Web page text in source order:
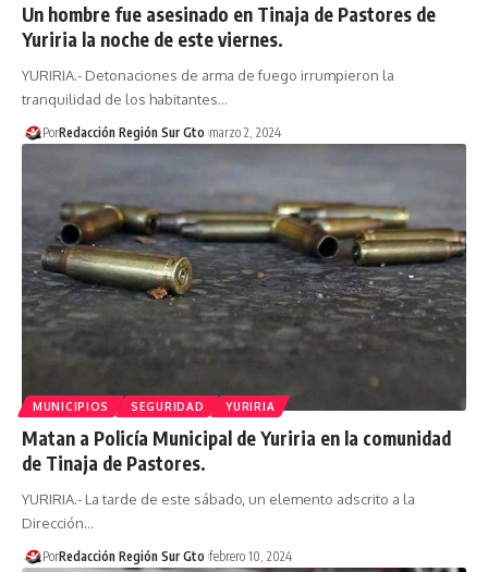
Un hombre fue asesinado en Tinaja de Pastores de
Yuriria la noche de este viernes.
YURIRIA.- Detonaciones de arma de fuego irrumpieron la
tranquilidad de los habitantes…
PorRedacción Región Sur Gto marzo 2, 2024
MUNICIPIOS SEGURIDAD YURIRIA
Matan a Policía Municipal de Yuriria en la comunidad
de Tinaja de Pastores.
YURIRIA.- La tarde de este sábado, un elemento adscrito a la
Dirección…
PorRedacción Región Sur Gto febrero 10, 2024